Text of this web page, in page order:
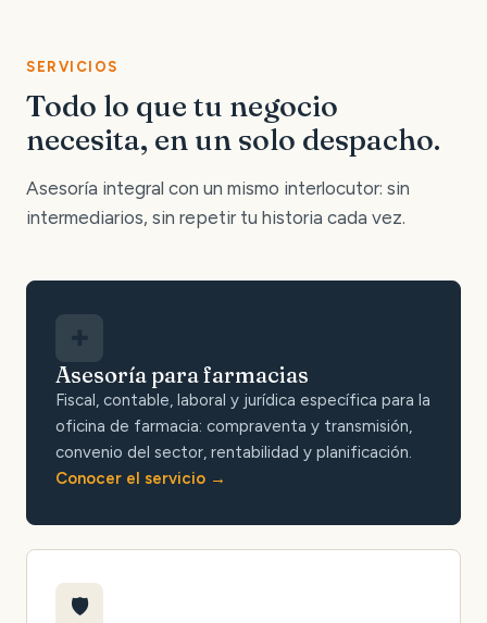
SERVICIOS
Todo lo que tu negocio
necesita, en un solo despacho.
Asesoría integral con un mismo interlocutor: sin
intermediarios, sin repetir tu historia cada vez.
Asesoría para farmacias
Fiscal, contable, laboral y jurídica específica para la
oficina de farmacia: compraventa y transmisión,
convenio del sector, rentabilidad y planificación.
Conocer el servicio
🛡️